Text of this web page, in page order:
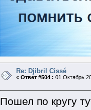
Re: Djibril Cissé
«Ответ #504 : 01 Октябрь
Пошел по кругу